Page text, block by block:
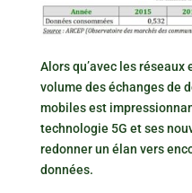
Alors qu’avec les
volume des échanges de
mobiles est
technologie 5G et ses
redonner un élan vers
données.